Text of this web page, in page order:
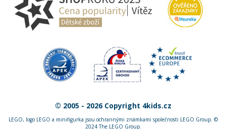
© 2005 - 2026 Copyright 4kids.cz
LEGO, logo LEGO a minifigurka jsou ochrannými známkami společnosti LEGO Group. ©
2024 The LEGO Group.